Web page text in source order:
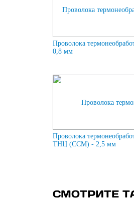
Проволока
0,8 мм
Проволока
ТНЦ (ССМ) - 2,5 мм
СМОТРИТЕ